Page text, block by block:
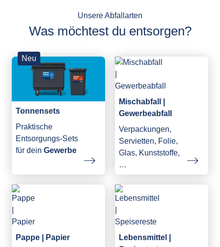
Unsere Abfallarten
Was möchtest du entsorgen?
Neu
Tonnensets
Praktische
Entsorgungs-Sets
für dein Gewerbe
Mischabfall |
Gewerbeabfall
Verpackungen,
Servietten, Folie,
Glas, Kunststoffe,
…
Pappe | Papier
Lebensmittel |